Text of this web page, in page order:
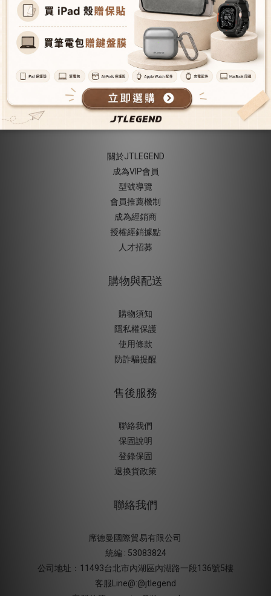
關於我們
關於JTLEGEND
成為VIP會員
型號導覽
會員推薦機制
成為經銷商
授權經銷據點
人才招募
購物與配送
購物須知
隱私權保護
使用條款
防詐騙提醒
售後服務
聯絡我們
保固說明
登錄保固
退換貨政策
聯絡我們
席德曼國際貿易有限公司
統編 : 53083824
公司地址：11493台北市內湖區內湖路一段136號5樓
客服Line@:@jtlegend